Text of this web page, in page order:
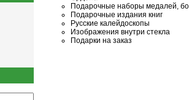
Подарочные наборы медалей,
Подарочные издания книг
Русские калейдоскопы
Изображения внутри стекла
Подарки на заказ